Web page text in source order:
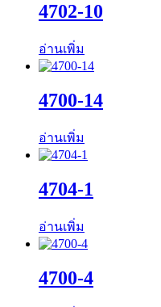
4702-10
อ่านเพิ่ม
4700-14
อ่านเพิ่ม
4704-1
อ่านเพิ่ม
4700-4